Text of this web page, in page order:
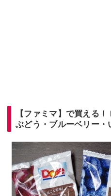
【ファミマ】で買える
ぶどう・ブルーベリー